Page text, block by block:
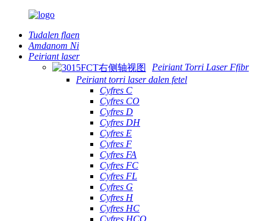
Tudalen flaen
Amdanom Ni
Peiriant laser
Peiriant Torri Laser Ffibr
Peiriant torri laser dalen fetel
Cyfres C
Cyfres CO
Cyfres D
Cyfres DH
Cyfres E
Cyfres F
Cyfres FA
Cyfres FC
Cyfres FL
Cyfres G
Cyfres H
Cyfres HC
Cyfres HCO